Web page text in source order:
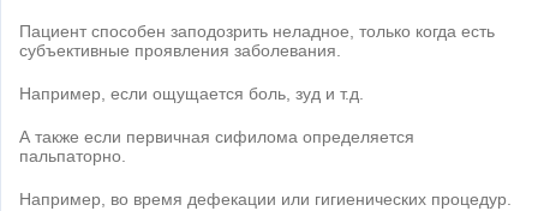
Пациент способен заподозрить неладное, только когда есть
субъективные проявления заболевания.
Например, если ощущается боль, зуд и т.д.
А также если первичная сифилома определяется
пальпаторно.
Например, во время дефекации или гигиенических процедур.